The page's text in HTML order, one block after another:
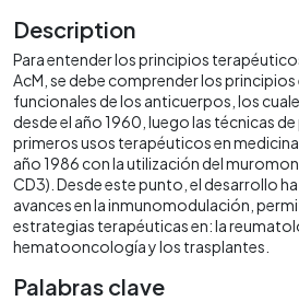
Description
Para entender los principios
AcM, se debe comprender los
funcionales de los anticuerpos, los
desde el año 1960, luego las técnicas
primeros usos terapéuticos en
año 1986 con la utilización del
CD3). Desde este punto, el desarrollo
avances en la inmunomodulación,
estrategias terapéuticas en: la
hematooncología y los trasplantes.
Palabras clave